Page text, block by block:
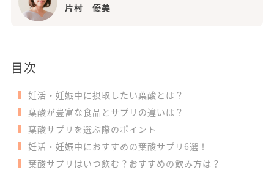
片村 優美
目次
妊活・妊娠中に摂取したい葉酸とは？
葉酸が豊富な食品とサプリの違いは？
葉酸サプリを選ぶ際のポイント
妊活・妊娠中におすすめの葉酸サプリ6選！
葉酸サプリはいつ飲む？おすすめの飲み方は？